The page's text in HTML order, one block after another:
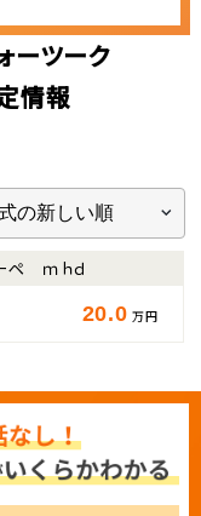
ーツーク
情報
ペ ｍｈｄ
20.0 万円